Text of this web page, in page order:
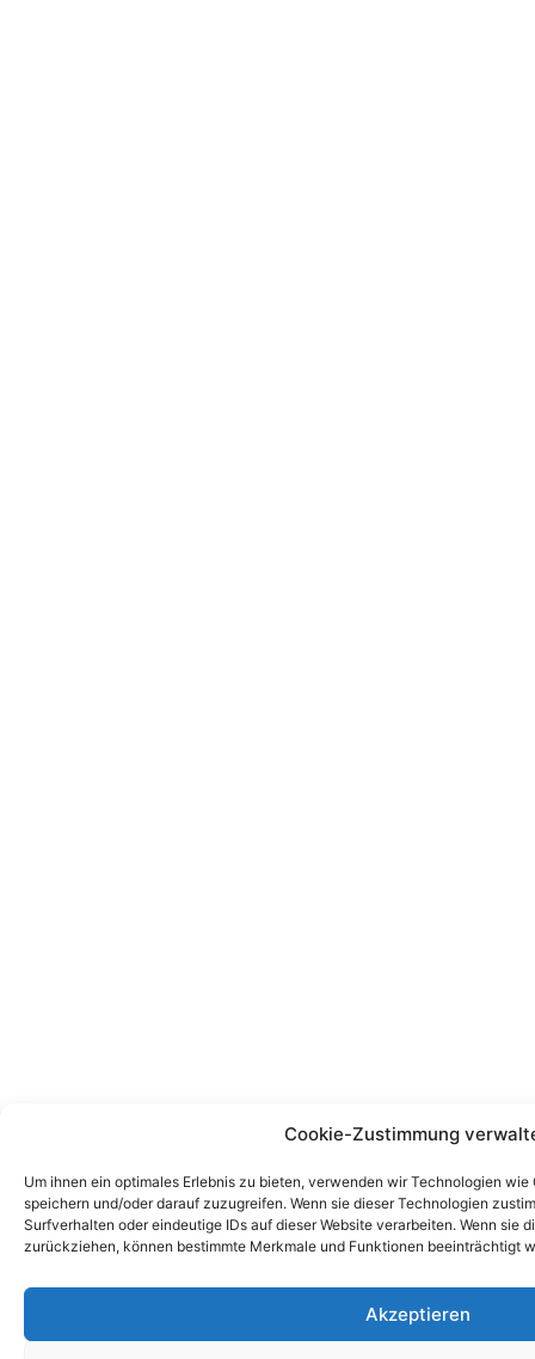
Cookie-Zustimmung
Um ihnen ein optimales Erlebnis zu bieten, verwenden wir Technologien
speichern und/oder darauf zuzugreifen. Wenn sie dieser Technologien
Surfverhalten oder eindeutige IDs auf dieser Website verarbeiten. Wenn sie
zurückziehen, können bestimmte Merkmale und Funktionen beeinträchtigt
Akzeptieren